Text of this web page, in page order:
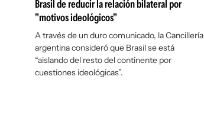
Brasil de reducir la relación bilateral por
"motivos ideológicos"
A través de un duro comunicado, la Cancillería
argentina consideró que Brasil se está
“aislando del resto del continente por
cuestiones ideológicas”.